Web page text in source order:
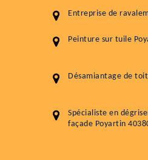
Entreprise de
Peinture sur tuile
Désamiantage de
Spécialiste en
façade Poyartin